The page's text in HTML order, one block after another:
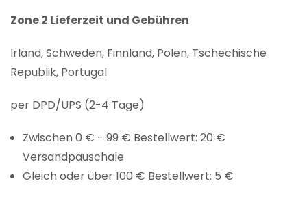
Zone 2 Lieferzeit und Gebühren
Irland, Schweden, Finnland, Polen, Tschechische
Republik, Portugal
per DPD/UPS (2-4 Tage)
Zwischen 0 € - 99 € Bestellwert: 20 €
Versandpauschale
Gleich oder über 100 € Bestellwert: 5 €